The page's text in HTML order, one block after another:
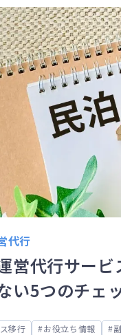
代行
営代行サー
い5つのチェ
移行 お役立ち情報